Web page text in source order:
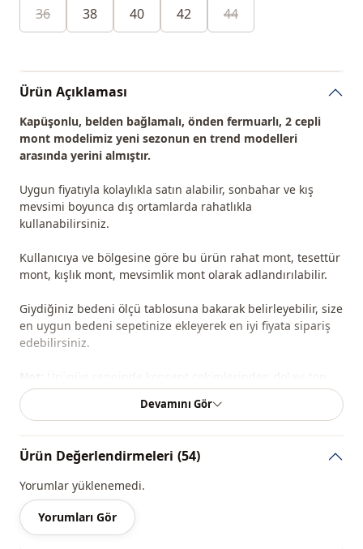
36 38 40 42 44
Ürün Açıklaması
Kapüşonlu, belden bağlamalı, önden fermuarlı, 2 cepli
mont modelimiz yeni sezonun en trend modelleri
arasında yerini almıştır.
Uygun fiyatıyla kolaylıkla satın alabilir, sonbahar ve kış
mevsimi boyunca dış ortamlarda rahatlıkla
kullanabilirsiniz.
Kullanıcıya ve bölgesine göre bu ürün rahat mont, tesettür
mont, kışlık mont, mevsimlik mont olarak adlandırılabilir.
Giydiğiniz bedeni ölçü tablosuna bakarak belirleyebilir, size
en uygun bedeni sepetinize ekleyerek en iyi fiyata sipariş
edebilirsiniz.
farklılığı olabilir.
%100 Polyester
Kategori̇ Mont
Kumaş
Devamını Gör
Ürün Değerlendirmeleri (54)
Yorumlar yüklenemedi.
Yorumları Gör